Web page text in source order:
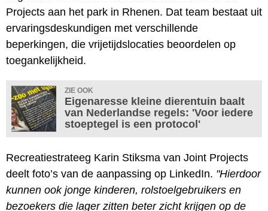
Projects aan het park in Rhenen. Dat team bestaat uit
ervaringsdeskundigen met verschillende
beperkingen, die vrijetijdslocaties beoordelen op
toegankelijkheid.
ZIE OOK
Eigenaresse kleine dierentuin baalt
van Nederlandse regels: 'Voor iedere
stoeptegel is een protocol'
Recreatiestrateeg Karin Stiksma van Joint Projects
deelt foto’s van de aanpassing op LinkedIn. "Hierdoor
kunnen ook jonge kinderen, rolstoelgebruikers en
bezoekers die lager zitten beter zicht krijgen op de